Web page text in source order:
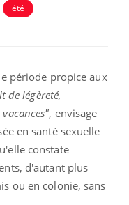
été
période propice aux
de légèreté,
, envisage
en santé sexuelle
constate
d'autant plus
ou en colonie, sans